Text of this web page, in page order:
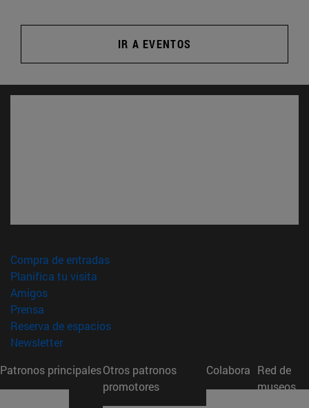
IR A EVENTOS
Compra de entradas(abre en nueva ventana)
Planifica tu visita
Amigos(abre en nueva ventana)
Prensa
Reserva de espacios(abre en nueva ventana)
Newsletter(abre en nueva ventana)
Patronos principalesOtros patronos
promotores
Colabora Red de
museos